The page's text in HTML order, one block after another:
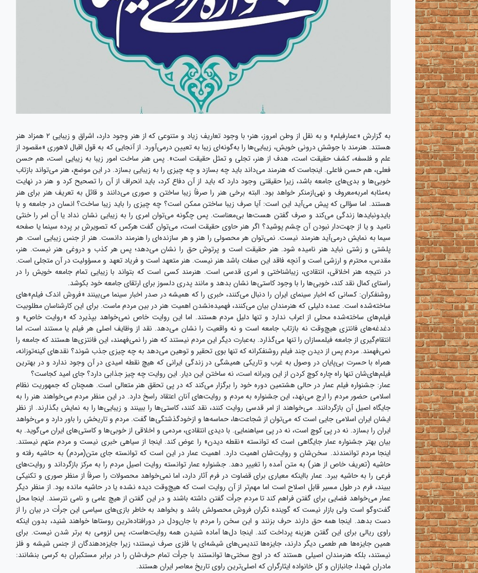
به گزارش «عمارفیلم» و به نقل از وطن امروز، هنر؛ با وجود تعاریف زیاد و متنوعی که از هنر وجود دارد، اشراق و زیبایی ۲ همزاد هنر
هستند. هنرمند با جوشش درونی خویش، زیبایی‌ها را به‌گونه‌ای زیبا به تعیین درمی‌آورد. از آنجایی که به قول اقبال لاهوری «مقصود از
علم و فلسفه، کشف حقیقت است، هدف از هنر، تجلی و تمثل حقیقت است». پس هنر ساخت امور زیبا به زیبایی است، هم حسن
فعلی، هم حسن فاعلی. اینجاست که هنرمند می‌داند باید چه بسازد و چه چیزی را به زیبایی بسازد. در این موضع، هنر می‌تواند بازتاب
خوبی‌ها و بدی‌های جامعه باشد، زیرا حقیقتی وجود دارد که باید از آن دفاع کرد، باید انحراف از آن را تصحیح کرد و هنر در نهایت
به‌مثابه امربه‌معروف و نهی‌ازمنکر خواهد بود. البته برخی هنر را صرفاً زیبا ساختن و صوری می‌دانند و قائل به تعریف هنر برای هنر
هستند. اما سؤالی که پیش می‌آید این است: آیا صرف زیبا ساختن ممکن است؟ چه چیزی را باید زیبا ساخت؟ انسان در جامعه و با
بایدونبایدها زندگی می‌کند و صرف گفتن هست‌ها بی‌معناست. پس چگونه می‌توان امری را به زیبایی نشان نداد یا آن امر را خنثی
نامید و یا از جهت‌دار نبودن آن چشم پوشید؟ اگر هنر حاوی حقیقت است، می‌توان گفت هرکس که تصویرش بر پرده سینما یا صفحه
سیما به نمایش درمی‌آید هنرمند نیست. نمی‌توان هر محصولی را هنر و هر سازنده‌ای را هنرمند دانست. هنر از جنس زیبایی است. هر
پلشتی و زشتی نباید هنر نامیده شود. هنر حقیقت است و پرتوش حق را نشان می‌دهد؛ پس هر کذب و دروغی هنر نیست. هنر،
مقدس، محترم و ارزشی است و آنچه فاقد این صفات باشد هنر نیست. هنر متعهد است و فریاد تعهد و مسؤولیت در آن متجلی است.
در نتیجه هنر اخلاقی، انتقادی، زیباشناختی و امری قدسی است. هنرمند کسی است که بتواند با زیبایی تمام جامعه خویش را در
راستای کمال نقد کند، خوبی‌ها را با وجود کاستی‌ها نشان بدهد و مانند پدری دلسوز برای ارتقای جامعه خود بکوشد.
روشنفکران: کسانی که اخبار سینمای ایران را دنبال می‌کنند، خبری را که همیشه در صدر اخبار سینما می‌بینند «فروش اندک فیلم»های
ساخته‌شده است. عمده دلیلی که هنرمندان بیان می‌کنند، فهمیده‌نشدن اهمیت هنر در بین مردم ماست. برای این کارشناسان مطلوبیت
فیلم‌های ساخته‌شده محلی از اعراب ندارد و تنها دلیل مردم هستند. اما این روایت خاص نمی‌خواهد بپذیرد که «روایت خاص» و
دغدغه‌های فانتزی هیچ‌وقت نه بازتاب جامعه است و نه واقعیت را نشان می‌دهد. نقد از وظایف اصلی هر فیلم یا مستند است، اما
انتقام‌گیری از جامعه فیلمسازان را تنها می‌گذارد. به‌عبارت‌ دیگر این مردم نیستند که هنر را نمی‌فهمند، این فانتزی‌ها هستند که جامعه را
نمی‌فهمند. مردم پس از دیدن چند فیلم روشنفکرانه که تنها بوی تحقیر و توهین می‌دهد به چه چیزی جذب شوند؟ نقدهای کینه‌توزانه،
همراه با حسرت بی‌پایان در وصول به غرب و تاریکی همیشگی در زندگی ایرانی که هیچ نقطه امیدی در آن وجود ندارد و در بهترین
فیلم‌های‌شان تنها راه چاره کوچ کردن از این ویرانه است، نه ساختن این دیار. این روایت چه چیز جذابی دارد؟ جای امید کجاست؟
عمار: جشنواره فیلم عمار در حالی هشتمین دوره خود را برگزار می‌کند که در پی تحقق هنر متعالی است. همچنان که جمهوریت نظام
اسلامی حضور مردم را ارج می‌نهد، این جشنواره به مردم و روایت‌های آنان اعتقاد راسخ دارد. در این منظر مردم می‌خواهند هنر را به
جایگاه اصیل آن بازگردانند. می‌خواهند از امر قدسی روایت کنند، نقد کنند، کاستی‌ها را ببینند و زیبایی‌ها را به نمایش بگذارند. از نظر
ایشان ایران اسلامی جایی است که می‌توان از شجاعت‌ها، حماسه‌ها و ازخودگذشتگی‌ها گفت. مردم و تاریخش را باور دارد و می‌خواهد
ایران را بسازد. نه در پی کوچ است، نه در پی سیاهنمایی. با دیدی انتقادی، مردمی و اخلاقی از خوبی‌ها و کاستی‌های ایران می‌گوید. به
بیان بهتر جشنواره عمار جایگاهی است که توانسته «نقطه دیدن» را عوض کند. اینجا از سیاهی خبری نیست و مردم متهم نیستند.
اینجا مردم توانمندند. سخن‌شان و روایت‌شان اهمیت دارد. اهمیت عمار در این است که توانسته جای متن(مردم) به حاشیه رفته و
حاشیه (تعریف خاص از هنر) به متن آمده را تغییر دهد. جشنواره عمار توانسته روایت اصیل مردم را به مرکز بازگرداند و روایت‌های
فرعی را به حاشیه ببرد. عمار بااینکه معیاری برای قضاوت در فرم آثار دارد، اما نمی‌خواهد محصولات را صرفاً از منظر صوری و تکنیکی
ببیند، فرم در طول مسیر قابل اصلاح است اما مهم‌تر از آن روایت است که هیچ‌وقت دیده نشده یا در حاشیه مانده بود. از منظر دیگر
عمار می‌خواهد فضایی برای گفتن فراهم کند تا مردم جرأت گفتن داشته باشند و در این گفتن از هیچ عامی و نامی نترسند. اینجا محل
گفت‌وگو است ولی بازار نیست که گوینده نگران فروش محصولش باشد و بخواهد به خاطر بازی‌های سیاسی این جرأت در بیان را از
دست بدهد. اینجا همه حق ‌دارند حرف بزنند و این سخن را مردم با جان‌ودل در دورافتاده‌ترین روستاها خواهند شنید، بدون اینکه
راوی ریالی برای این گفتن هزینه پرداخت کند. اینجا دل‌ها آماده شنیدن همه روایت‌هاست، پس لزومی به برتر شدن نیست. برای
همین جایزه‌ها هم طعمی دیگر دارند، جایزه‌ها تندیس‌های شیشه‌ای یا فلزی صرف نیستند؛ زیرا جایزه‌دهندگان از جنس شیشه و فلز
نیستند، بلکه هنرمندان اصیلی هستند که در اوج سختی‌ها توانستند با جرأت تمام حرف‌شان را در برابر مستکبران به کرسی بنشانند:
مادران شهدا، جانبازان و کل خانواده ایثارگران که اصلی‌ترین راوی تاریخ معاصر ایران هستند.